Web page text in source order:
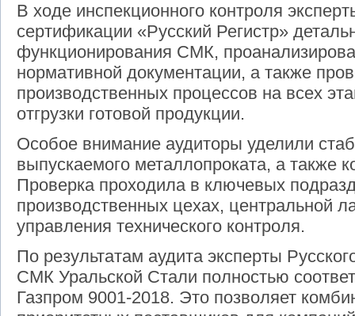
В ходе инспекционного контроля
сертификации «Русский Регистр»
функционирования СМК,
нормативной документации, а также
производственных процессов на всех
отгрузки готовой продукции.
Особое внимание аудиторы уделили
выпускаемого металлопроката, а также
Проверка проходила в ключевых
производственных цехах, центральной
управления технического контроля.
По результатам аудита эксперты
СМК Уральской Стали полностью
Газпром 9001-2018. Это позволяет